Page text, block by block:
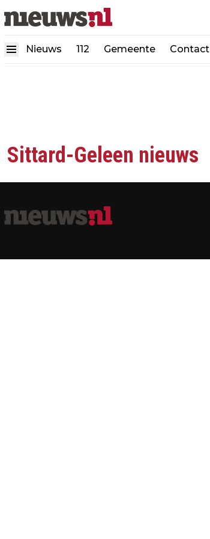
Nieuws 112 Gemeente Contact
Sittard-Geleen nieuws